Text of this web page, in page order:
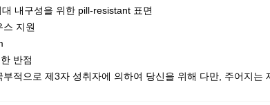
내구성을 위한 pill-resistant 표면
스 지원
반점
부적으로 제3자 성취자에 의하여 당신을 위해 다만, 주어지